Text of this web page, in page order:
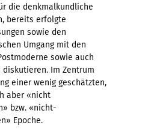
die denkmalkundliche
bereits erfolgte
sowie den
Umgang mit den
sowie auch
diskutieren. Im Zentrum
einer wenig geschätzten,
aber «nicht
bzw. «nicht-
Epoche.